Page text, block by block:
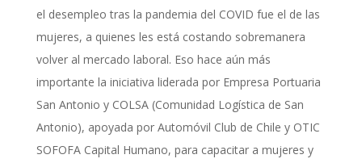
el desempleo tras la pandemia del COVID fue el de las
mujeres, a quienes les está costando sobremanera
volver al mercado laboral. Eso hace aún más
importante la iniciativa liderada por Empresa Portuaria
San Antonio y COLSA (Comunidad Logística de San
Antonio), apoyada por Automóvil Club de Chile y OTIC
SOFOFA Capital Humano, para capacitar a mujeres y